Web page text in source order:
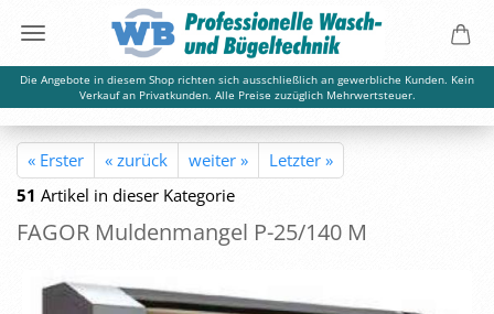
Die Angebote in diesem Shop richten sich ausschließlich an gewerbliche Kunden. Kein
Verkauf an Privatkunden. Alle Preise zuzüglich Mehrwertsteuer.
« Erster « zurück weiter »
Letzter »
51 Artikel in dieser Kategorie
FAGOR Mul­den­man­gel P-25/140 M